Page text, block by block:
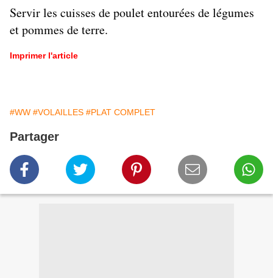
Servir les cuisses de poulet entourées de légumes
et pommes de terre.
Imprimer l'article
#WW #VOLAILLES #PLAT COMPLET
Partager